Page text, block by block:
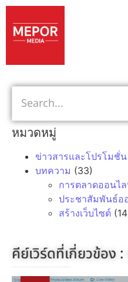
หมวดหมู่
ข่าวสารและโปรโมชั่น
บทความ (33)
การตลาดออนไ
ประชาสัมพันธ์อ
สร้างเว็บไซต์
คีย์เวิร์ดที่เกี่ยวข้อง :